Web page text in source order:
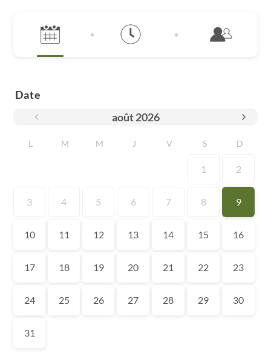
Date
août 2026
L M M J V S D
1 2
3 4 5 6 7 8 9
10 11 12 13 14 15 16
17 18 19 20 21 22 23
24 25 26 27 28 29 30
31